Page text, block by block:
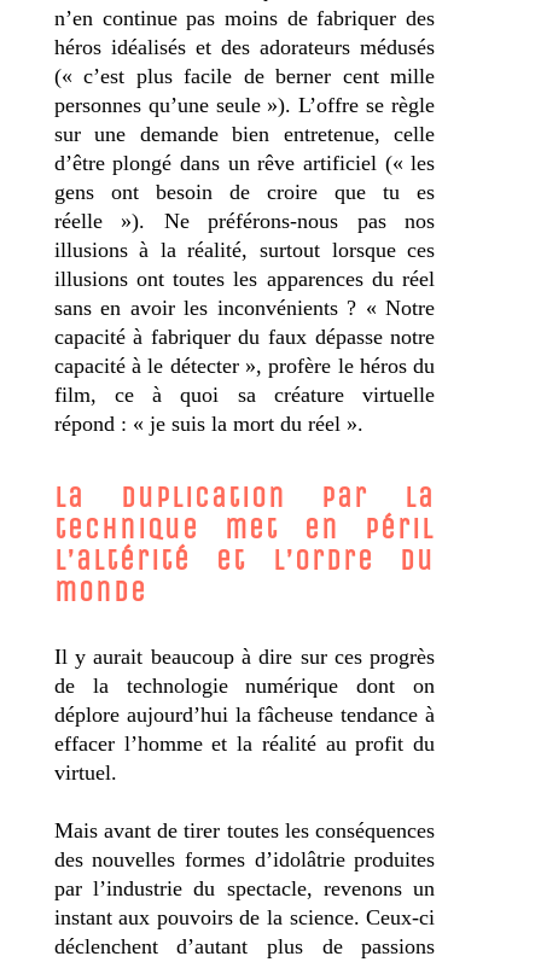
n’en continue pas moins de fabriquer des
héros idéalisés et des adorateurs médusés
(« c’est plus facile de berner cent mille
personnes qu’une seule »). L’offre se règle
sur une demande bien entretenue, celle
d’être plongé dans un rêve artificiel (« les
gens ont besoin de croire que tu es
réelle »). Ne préférons-nous pas nos
illusions à la réalité, surtout lorsque ces
illusions ont toutes les apparences du réel
sans en avoir les inconvénients ? « Notre
capacité à fabriquer du faux dépasse notre
capacité à le détecter », profère le héros du
film, ce à quoi sa créature virtuelle
répond : « je suis la mort du réel ».
La duplication par la
technique met en péril
l’altérité et l’ordre du
monde
Il y aurait beaucoup à dire sur ces progrès
de la technologie numérique dont on
déplore aujourd’hui la fâcheuse tendance à
effacer l’homme et la réalité au profit du
virtuel.
Mais avant de tirer toutes les conséquences
des nouvelles formes d’idolâtrie produites
par l’industrie du spectacle, revenons un
instant aux pouvoirs de la science. Ceux-ci
déclenchent d’autant plus de passions